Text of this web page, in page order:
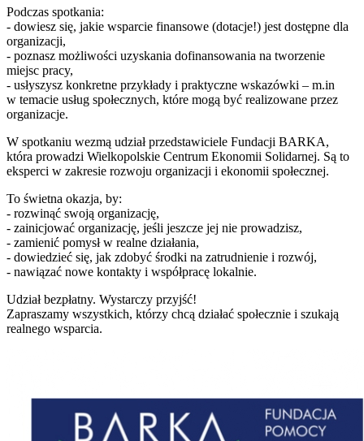
Podczas spotkania:
- dowiesz się, jakie wsparcie finansowe (dotacje!) jest dostępne dla
organizacji,
- poznasz możliwości uzyskania dofinansowania na tworzenie
miejsc pracy,
- usłyszysz konkretne przykłady i praktyczne wskazówki – m.in
w temacie usług społecznych, które mogą być realizowane przez
organizacje.
W spotkaniu wezmą udział przedstawiciele Fundacji BARKA,
która prowadzi Wielkopolskie Centrum Ekonomii Solidarnej. Są to
eksperci w zakresie rozwoju organizacji i ekonomii społecznej.
To świetna okazja, by:
- rozwinąć swoją organizację,
- zainicjować organizację, jeśli jeszcze jej nie prowadzisz,
- zamienić pomysł w realne działania,
- dowiedzieć się, jak zdobyć środki na zatrudnienie i rozwój,
- nawiązać nowe kontakty i współpracę lokalnie.
Udział bezpłatny. Wystarczy przyjść!
Zapraszamy wszystkich, którzy chcą działać społecznie i szukają
realnego wsparcia.